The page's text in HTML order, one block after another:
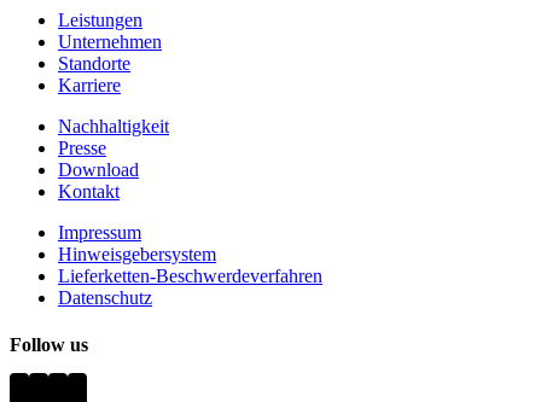
Leistungen
Unternehmen
Standorte
Karriere
Nachhaltigkeit
Presse
Download
Kontakt
Impressum
Hinweisgebersystem
Lieferketten-Beschwerdeverfahren
Datenschutz
Follow us